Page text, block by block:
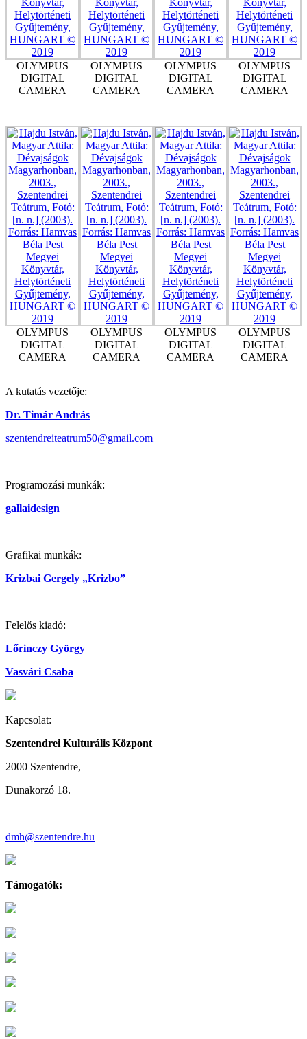
OLYMPUS
DIGITAL
CAMERA
OLYMPUS
DIGITAL
CAMERA
OLYMPUS
DIGITAL
CAMERA
OLYMPUS
DIGITAL
CAMERA
OLYMPUS
DIGITAL
CAMERA
OLYMPUS
DIGITAL
CAMERA
OLYMPUS
DIGITAL
CAMERA
OLYMPUS
DIGITAL
CAMERA
A kutatás vezetője:
Dr. Timár András
szentendreiteatrum50@gmail.com
Programozási munkák:
gallaidesign
Grafikai munkák:
Krizbai Gergely „Krizbo”
Felelős kiadó:
Lőrinczy György
Vasvári Csaba
Kapcsolat:
Szentendrei Kulturális Központ
2000 Szentendre,
Dunakorzó 18.
dmh@szentendre.hu
Támogatók: